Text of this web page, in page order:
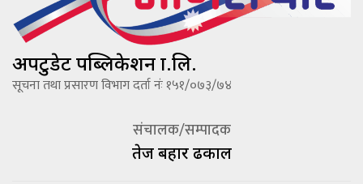
अपटुडेट पब्लिकेशन प्रा.लि.
सूचना तथा प्रसारण विभाग दर्ता नंः १५१/०७३/७४
संचालक/सम्पादक
तेज बहादूर ढकाल